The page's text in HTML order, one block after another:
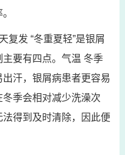
复发 “冬重夏轻”是银屑
要有四点。气温 冬季
汗，银屑病患者更容易
季会相对减少洗澡次
得到及时清除，因此便